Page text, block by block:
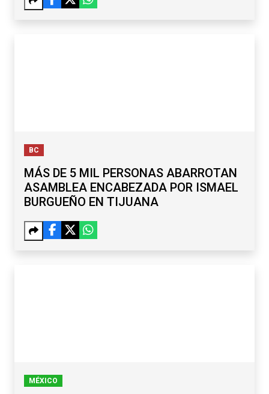
BC
MÁS DE 5 MIL PERSONAS ABARROTAN
ASAMBLEA ENCABEZADA POR ISMAEL
BURGUEÑO EN TIJUANA
MÉXICO